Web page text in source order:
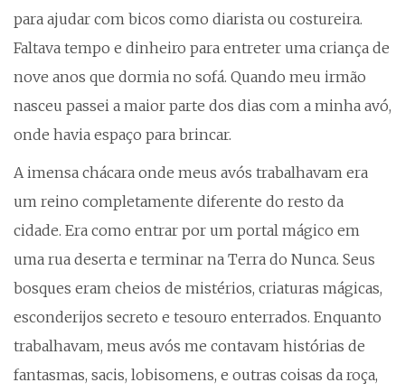
para ajudar com bicos como diarista ou costureira.
Faltava tempo e dinheiro para entreter uma criança de
nove anos que dormia no sofá. Quando meu irmão
nasceu passei a maior parte dos dias com a minha avó,
onde havia espaço para brincar.
A imensa chácara onde meus avós trabalhavam era
um reino completamente diferente do resto da
cidade. Era como entrar por um portal mágico em
uma rua deserta e terminar na Terra do Nunca. Seus
bosques eram cheios de mistérios, criaturas mágicas,
esconderijos secreto e tesouro enterrados. Enquanto
trabalhavam, meus avós me contavam histórias de
fantasmas, sacis, lobisomens, e outras coisas da roça,